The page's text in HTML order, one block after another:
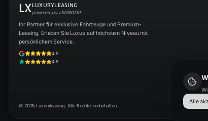
Alle
LXLUXURYLEASING
powered by LXGROUP
Ihr Partner für exklusive Fahrzeuge und Premium-
Leasing. Erleben Sie Luxus auf höchstem Niveau mit
persönlichem Service.
4.9
4.8
© 2025 Luxuryleasing. Alle Rechte vorbehalten.